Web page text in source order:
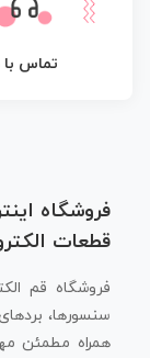
تماس با
فروشگاه
قطعات
فروشگاه قم
سنسورها،
همراه مطمئن